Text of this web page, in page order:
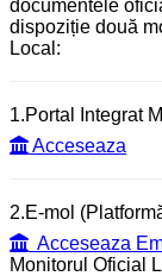
documentele
dispoziție două
Local:
1.Portal Integrat
Acceseaza
2.E-mol
Acceseaza
Monitorul Oficial